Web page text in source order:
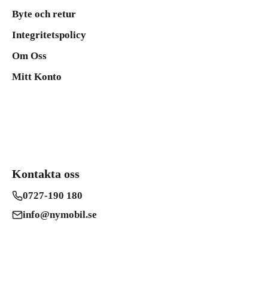
Byte och retur
Integritetspolicy
Om Oss
Mitt Konto
Kontakta oss
0727-190 180
info@nymobil.se